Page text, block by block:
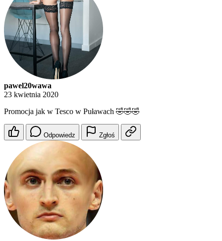
pawel20wawa
23 kwietnia 2020
Promocja jak w Tesco w Puławach 🤣🤣🤣
Odpowiedz Zgłoś